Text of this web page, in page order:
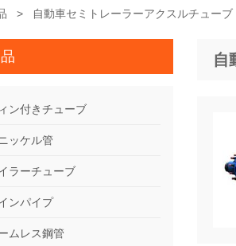
> 自動車セミトレーラーアクスルチューブ
自
ン付きチューブ
ッケル管
ラーチューブ
ンパイプ
ムレス鋼管